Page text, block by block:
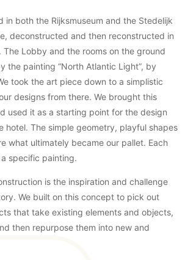
in both the Rijksmuseum and the Stedelijk
deconstructed and then reconstructed in
The Lobby and the rooms on the ground
the painting “North Atlantic Light”, by
took the art piece down to a simplistic
designs from there. We brought this
used it as a starting point for the design
hotel. The simple geometry, playful shapes
what ultimately became our pallet. Each
specific painting.
is the inspiration and challenge
We built on this concept to ​pick ​out
that take existing elements and objects,
then repurpose them into new and